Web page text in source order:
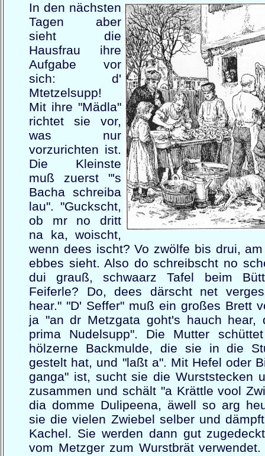
In den nächsten
Tagen aber
sieht die
Hausfrau ihre
Aufgabe vor
sich: d'
Mtetzelsupp!
Mit ihre "Mädla"
richtet sie vor,
was nur
vorzurichten ist.
Die Kleinste
muß zuerst "'s
Bacha schreiba
lau". "Guckscht,
ob mr no dritt
na ka, woischt,
wenn dees ischt? Vo zwölfe bis drui,
ebbes sieht. Also do schreibscht no
dui grauß, schwaarz Tafel beim
Feiferle? Do, dees därscht net
hear." "D' Seffer" muß ein großes Brett
ja "an dr Metzgata goht's hauch
prima Nudelsupp". Die Mutter
hölzerne Backmulde, die sie in die
gestelt hat, und "laßt a". Mit Hefel oder
ganga" ist, sucht sie die Wurststecken
zusammen und schält "a Krättle vool
dia domme Dulipeena, äwell so arg
sie die vielen Zwiebel selber und
Kachel. Sie werden dann gut
vom Metzger zum Wurstbrät